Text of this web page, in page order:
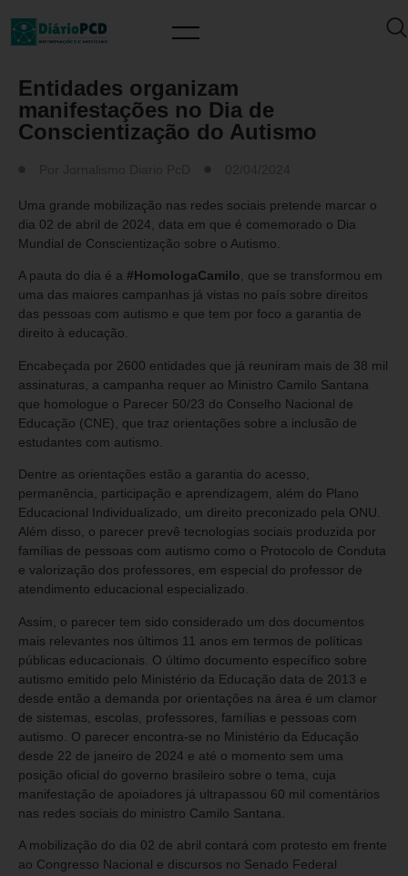
Entidades organizam
manifestações no Dia de
Conscientização do Autismo
Uma grande mobilização nas redes sociais pretende marcar o
dia 02 de abril de 2024, data em que é comemorado o Dia
Mundial de Conscientização sobre o Autismo.
A pauta do dia é a #HomologaCamilo, que se transformou em
uma das maiores campanhas já vistas no país sobre direitos
das pessoas com autismo e que tem por foco a garantia de
direito à educação.
Encabeçada por 2600 entidades que já reuniram mais de 38 mil
assinaturas, a campanha requer ao Ministro Camilo Santana
que homologue o Parecer 50/23 do Conselho Nacional de
Educação (CNE), que traz orientações sobre a inclusão de
estudantes com autismo.
Dentre as orientações estão a garantia do acesso,
permanência, participação e aprendizagem, além do Plano
Educacional Individualizado, um direito preconizado pela ONU.
Além disso, o parecer prevê tecnologias sociais produzida por
famílias de pessoas com autismo como o Protocolo de Conduta
e valorização dos professores, em especial do professor de
atendimento educacional especializado.
Assim, o parecer tem sido considerado um dos documentos
mais relevantes nos últimos 11 anos em termos de políticas
públicas educacionais. O último documento específico sobre
autismo emitido pelo Ministério da Educação data de 2013 e
desde então a demanda por orientações na área é um clamor
de sistemas, escolas, professores, famílias e pessoas com
autismo. O parecer encontra-se no Ministério da Educação
desde 22 de janeiro de 2024 e até o momento sem uma
posição oficial do governo brasileiro sobre o tema, cuja
manifestação de apoiadores já ultrapassou 60 mil comentários
nas redes sociais do ministro Camilo Santana.
A mobilização do dia 02 de abril contará com protesto em frente
ao Congresso Nacional e discursos no Senado Federal